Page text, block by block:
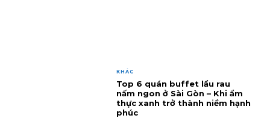
KHÁC
Top 6 quán buffet lẩu rau
nấm ngon ở Sài Gòn – Khi ẩm
thực xanh trở thành niềm hạnh
phúc